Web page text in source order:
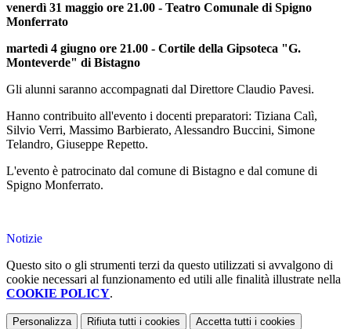
venerdì 31 maggio ore 21.00 - Teatro Comunale di Spigno
Monferrato
martedì 4 giugno ore 21.00 - Cortile della Gipsoteca "G.
Monteverde" di Bistagno
Gli alunni saranno accompagnati dal Direttore Claudio Pavesi.
Hanno contribuito all'evento i docenti preparatori: Tiziana Calì,
Silvio Verri, Massimo Barbierato, Alessandro Buccini, Simone
Telandro, Giuseppe Repetto.
L'evento è patrocinato dal comune di Bistagno e dal comune di
Spigno Monferrato.
Notizie
Questo sito o gli strumenti terzi da questo utilizzati si avvalgono di
cookie necessari al funzionamento ed utili alle finalità illustrate nella
COOKIE POLICY.
Personalizza Rifiuta tutti i cookies Accetta tutti i cookies